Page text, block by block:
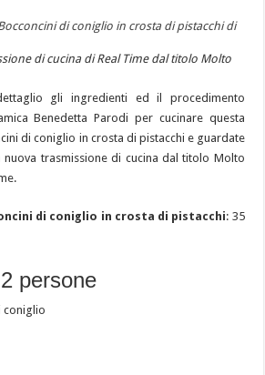
di cucina di Real Time dal titolo Molto
gli ingredienti ed il procedimento
Benedetta Parodi per cucinare questa
di coniglio in crosta di pistacchi e guardate
trasmissione di cucina dal titolo Molto
di coniglio in crosta di pistacchi: 35
persone
coniglio